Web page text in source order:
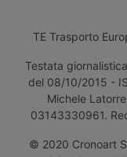
TE Trasporto
Testata
del 08/10/2015 -
Michele
03143330961.
© 2020 Cronoart